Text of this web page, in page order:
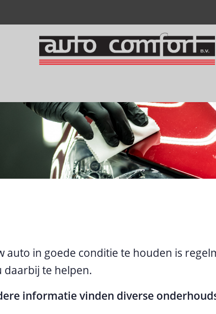
auto in goede conditie te houden is
daarbij te helpen.
informatie vinden diverse